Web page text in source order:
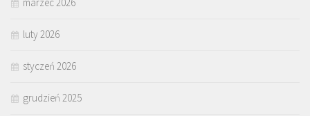
luty 2026
styczeń 2026
grudzień 2025